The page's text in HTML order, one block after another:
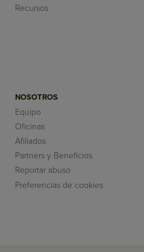
Recursos
NOSOTROS
Equipo
Oficinas
Afiliados
Partners y Beneficios
Reportar abuso
Preferencias de cookies